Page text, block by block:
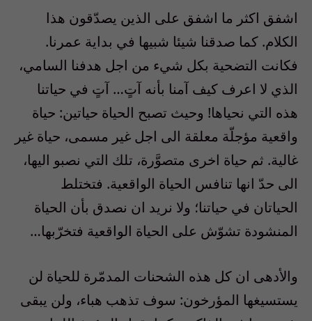
اشفق اكثر ما اشفق على الذين يصدّقون هذا
الكلام. كما صدقنا شيئا شبيها في بداية عمرنا.
فكانت التضحية بكل شيء من اجل هدفنا السامي،
الذي لا اعرف كيف آمنا بأنه آتٍ… آتٍ في حياتنا
هذه التي نحياها! وحيث تصبح الحياة حياتين: حياة
واقعية مؤجلّة معلقة الى اجل غير مسمى، حياة غير
غالية. ثم حياة اخرى متصوَّرة، تلك التي نصبو اليها،
الى حدّ انها تنافس الحياة الواقعية. فتختلط
الحياتان في حياتنا؛ ولا نريد ان نصدق بأن الحياة
المنشودة تشوّش على الحياة الواقعية فتخرّبها…
والأدهى ان كل هذه الشحنات المدمّرة للحياة لن
يستسيغها المؤرخون: سوف تذهب هباء، ولن يبقى